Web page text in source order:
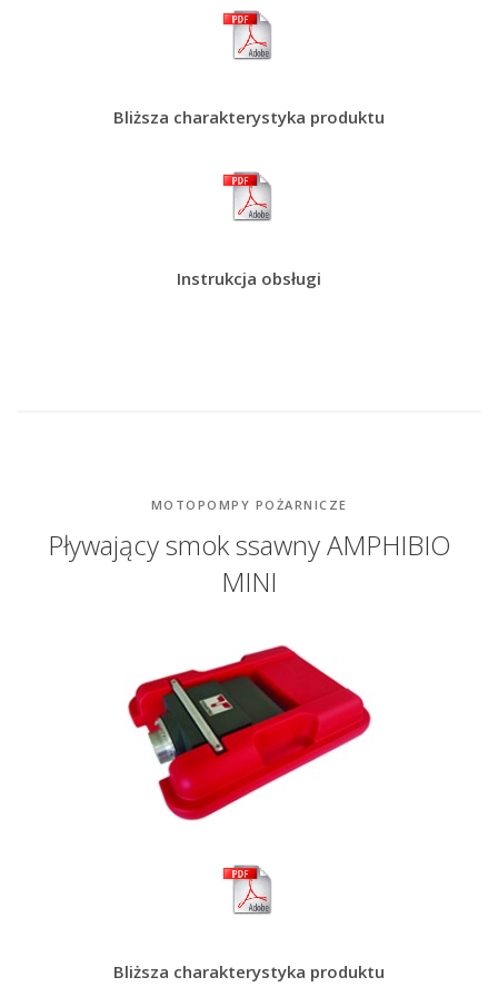
Bliższa charakterystyka produktu
Instrukcja obsługi
MOTOPOMPY POŻARNICZE
Pływający smok ssawny AMPHIBIO
MINI
Bliższa charakterystyka produktu